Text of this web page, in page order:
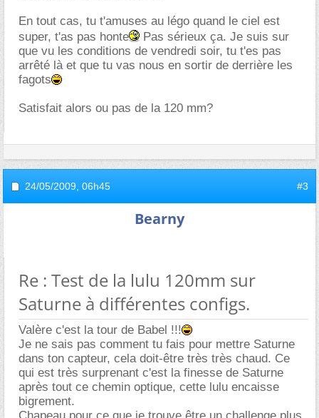
En tout cas, tu t'amuses au légo quand le ciel est
super, t'as pas honte
Pas sérieux ça. Je suis sur
que vu les conditions de vendredi soir, tu t'es pas
arrêté là et que tu vas nous en sortir de derrière les
fagots
Satisfait alors ou pas de la 120 mm?
24/05/2009, 06h45 #3
Bearny
Re : Test de la lulu 120mm sur
Saturne à différentes configs.
Valère c'est la tour de Babel !!!
Je ne sais pas comment tu fais pour mettre Saturne
dans ton capteur, cela doit-être très très chaud. Ce
qui est très surprenant c'est la finesse de Saturne
après tout ce chemin optique, cette lulu encaisse
bigrement.